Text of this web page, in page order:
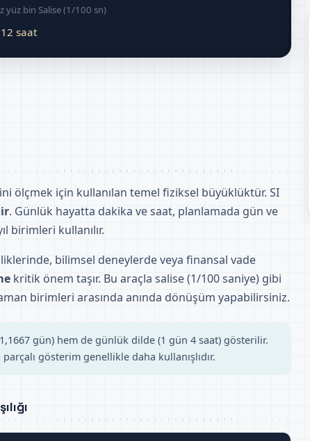
yüz bin Salise (1/100 sn)
saat
ölçmek için kullanılan temel fiziksel büyüklüktür. SI
. Günlük hayatta dakika ve saat, planlamada gün ve
birimleri kullanılır.
bilimsel deneylerde veya finansal vade
kritik önem taşır. Bu araçla salise (1/100 saniye) gibi
birimleri arasında anında dönüşüm yapabilirsiniz.
gün) hem de günlük dilde (1 gün 4 saat) gösterilir.
gösterim genellikle daha kullanışlıdır.